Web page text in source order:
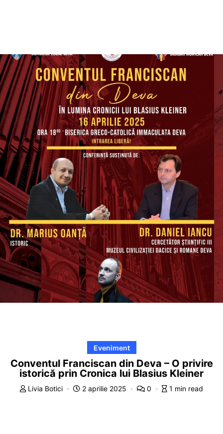
Eveniment
Conventul Franciscan din Deva – O privire
istorică prin Cronica lui Blasius Kleiner
Livia Botici 2 aprilie 2025 0 1 min read